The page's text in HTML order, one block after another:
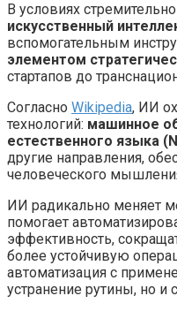
В условиях
искусственный
вспомогательным
элементом
стартапов до
Согласно Wikipedia, ИИ
технологий: машинное
естественного языка
другие направления,
человеческого
ИИ радикально меняет
помогает
эффективность,
более устойчивую
автоматизация с
устранение рутины, но и